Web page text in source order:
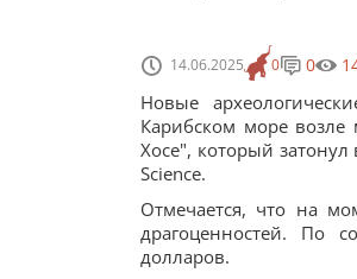
14.06.2025 0 0
Новые
Карибском море возле
Хосе", который
Science.
Отмечается, что на
драгоценностей. По
долларов.